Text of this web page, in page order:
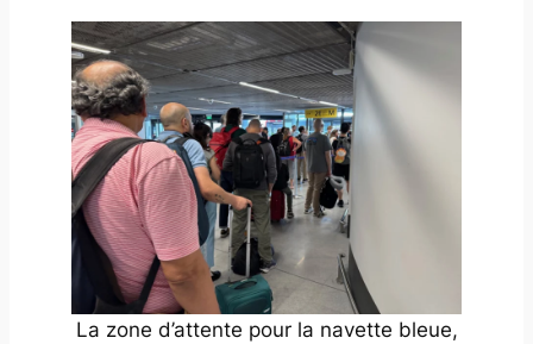
La zone d’attente pour la navette bleue,